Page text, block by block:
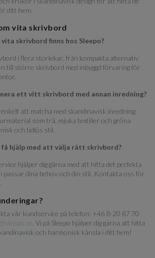
ditt hem.
vita skrivbord
skrivbord finns hos Sleepo?
i flera storlekar, från kompakta alternativ
till större skrivbord med inbyggd förvaring för
ett vitt skrivbord med annan inredning?
att matcha med skandinavisk inredning.
som trä, mjuka textilier och gröna
och tidlös stil.
hjälp med att välja rätt skrivbord?
hjälper dig gärna med att hitta det perfekta
passar dina behov och din stil. Kontakta oss för
vår kundservice på telefon: +46 8-20 87 70
. Vi på Sleepo hjälper dig gärna att hitta
och harmonisk känsla i ditt hem!